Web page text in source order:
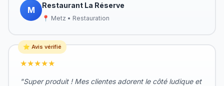
M Restaurant La Réserve
📍 Metz • Restauration
⭐ Avis vérifié
★★★★★
"Super produit ! Mes clientes adorent le côté ludique et